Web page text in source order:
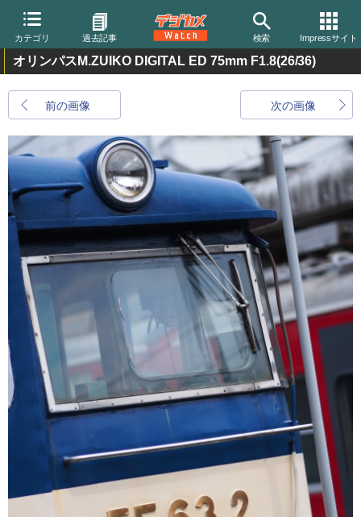
カテゴリ 過去記事 検索 Impressサイト
オリンパスM.ZUIKO DIGITAL ED 75mm F1.8(26/36)
前の画像 次の画像